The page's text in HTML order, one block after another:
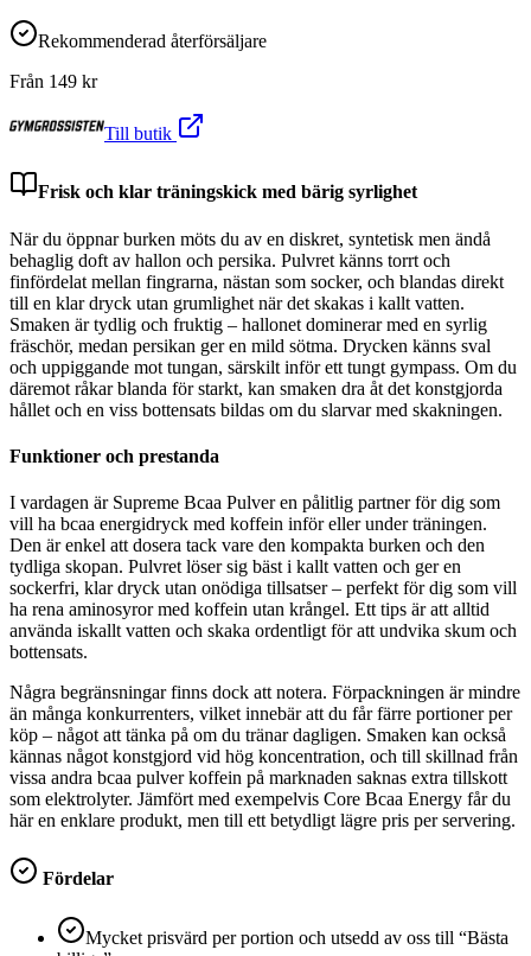
Rekommenderad återförsäljare
Från 149 kr
Till butik
Frisk och klar träningskick med bärig syrlighet
När du öppnar burken möts du av en diskret, syntetisk men ändå
behaglig doft av hallon och persika. Pulvret känns torrt och
finfördelat mellan fingrarna, nästan som socker, och blandas direkt
till en klar dryck utan grumlighet när det skakas i kallt vatten.
Smaken är tydlig och fruktig – hallonet dominerar med en syrlig
fräschör, medan persikan ger en mild sötma. Drycken känns sval
och uppiggande mot tungan, särskilt inför ett tungt gympass. Om du
däremot råkar blanda för starkt, kan smaken dra åt det konstgjorda
hållet och en viss bottensats bildas om du slarvar med skakningen.
Funktioner och prestanda
I vardagen är Supreme Bcaa Pulver en pålitlig partner för dig som
vill ha bcaa energidryck med koffein inför eller under träningen.
Den är enkel att dosera tack vare den kompakta burken och den
tydliga skopan. Pulvret löser sig bäst i kallt vatten och ger en
sockerfri, klar dryck utan onödiga tillsatser – perfekt för dig som vill
ha rena aminosyror med koffein utan krångel. Ett tips är att alltid
använda iskallt vatten och skaka ordentligt för att undvika skum och
bottensats.
Några begränsningar finns dock att notera. Förpackningen är mindre
än många konkurrenters, vilket innebär att du får färre portioner per
köp – något att tänka på om du tränar dagligen. Smaken kan också
kännas något konstgjord vid hög koncentration, och till skillnad från
vissa andra bcaa pulver koffein på marknaden saknas extra tillskott
som elektrolyter. Jämfört med exempelvis Core Bcaa Energy får du
här en enklare produkt, men till ett betydligt lägre pris per servering.
Fördelar
Mycket prisvärd per portion och utsedd av oss till “Bästa